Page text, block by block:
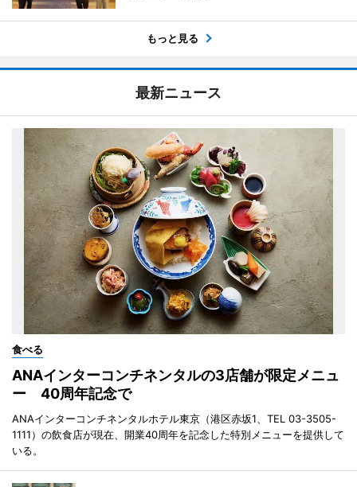
もっと見る
最新ニュース
食べる
ANAインターコンチネンタルの3店舗が限定メニュ
ー 40周年記念で
ANAインターコンチネンタルホテル東京（港区赤坂1、TEL 03-3505-
1111）の飲食店が現在、開業40周年を記念した特別メニューを提供して
いる。